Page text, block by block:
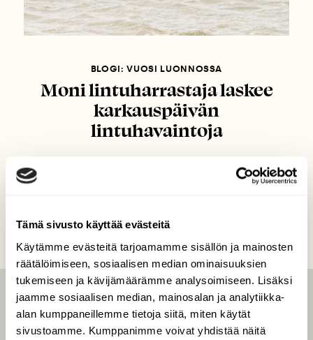
Tämä sivusto käyttää evästeitä
Käytämme evästeitä tarjoamamme sisällön ja mainosten
räätälöimiseen, sosiaalisen median ominaisuuksien
tukemiseen ja kävijämäärämme analysoimiseen. Lisäksi
jaamme sosiaalisen median, mainosalan ja analytiikka-
alan kumppaneillemme tietoja siitä, miten käytät
sivustoamme. Kumppanimme voivat yhdistää näitä
BLOGI: VUOSI LUONNOSSA
Moni lintuharrastaja laskee
karkauspäivän
lintuhavaintoja
LEHTI
Uusin lehti